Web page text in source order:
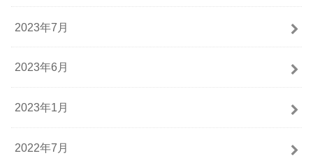
2023年7月
2023年6月
2023年1月
2022年7月